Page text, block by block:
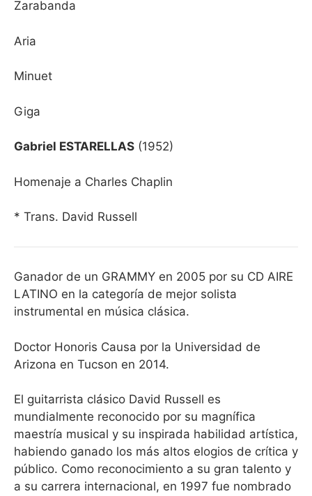
Zarabanda
Aria
Minuet
Giga
Gabriel ESTARELLAS (1952)
Homenaje a Charles Chaplin
* Trans. David Russell
Ganador de un GRAMMY en 2005 por su CD AIRE
LATINO en la categoría de mejor solista
instrumental en música clásica.
Doctor Honoris Causa por la Universidad de
Arizona en Tucson en 2014.
El guitarrista clásico David Russell es
mundialmente reconocido por su magnífica
maestría musical y su inspirada habilidad artística,
habiendo ganado los más altos elogios de crítica y
público. Como reconocimiento a su gran talento y
a su carrera internacional, en 1997 fue nombrado